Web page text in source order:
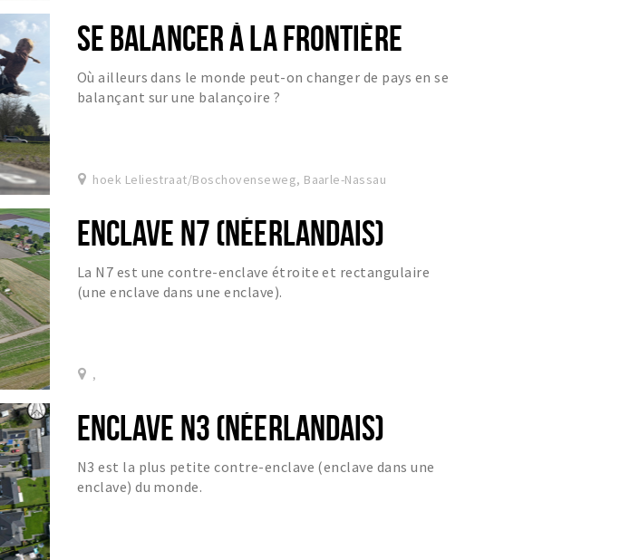
SE BALANCER À LA FRONTIÈRE
Où ailleurs dans le monde peut-on changer de pays en se
balançant sur une balançoire ?
hoek Leliestraat/Boschovenseweg, Baarle-Nassau
ENCLAVE N7 (NÉERLANDAIS)
La N7 est une contre-enclave étroite et rectangulaire
(une enclave dans une enclave).
,
ENCLAVE N3 (NÉERLANDAIS)
N3 est la plus petite contre-enclave (enclave dans une
enclave) du monde.